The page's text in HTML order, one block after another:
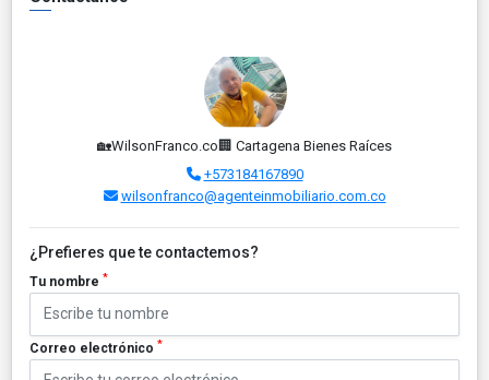
🏡WilsonFranco.co🏢 Cartagena Bienes Raíces
+573184167890
wilsonfranco@agenteinmobiliario.com.co
¿Prefieres que te contactemos?
Tu nombre *
Correo electrónico *